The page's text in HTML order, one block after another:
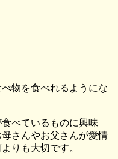
物を食べれるようにな
べているものに興味
さんやお父さんが愛情
りも大切です。